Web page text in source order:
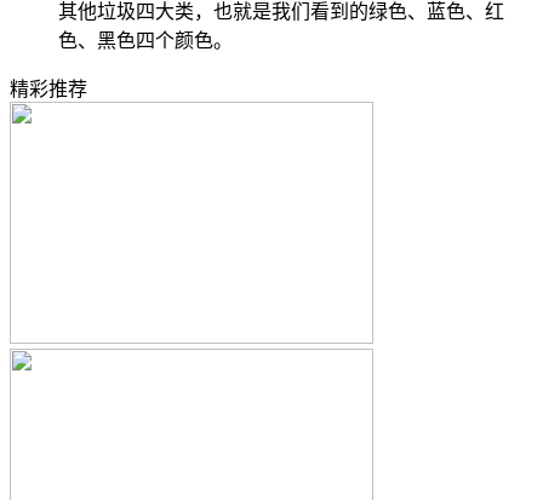
其他垃圾四大类，也就是我们看到的绿色、蓝色、红
色、黑色四个颜色。
精彩推荐